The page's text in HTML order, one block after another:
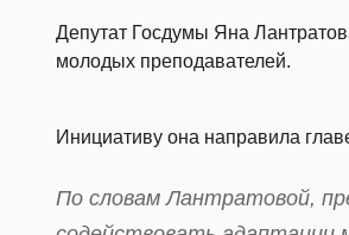
Депутат Госдумы Яна
молодых преподавателей.
Инициативу она направила
По словам Лантратовой,